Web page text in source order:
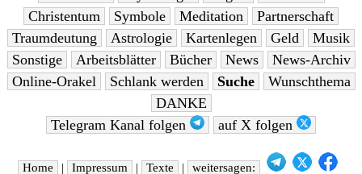
Christentum
Symbole Meditation
Partnerschaft
Traumdeutung
Astrologie Kartenlegen Geld
Musik
Sonstige
Arbeitsblätter Bücher News
News-Archiv
Online-Orakel
Schlank werden Suche
Wunschthema
DANKE
Telegram Kanal folgen
auf X folgen
Home | Impressum | Texte | weitersagen: